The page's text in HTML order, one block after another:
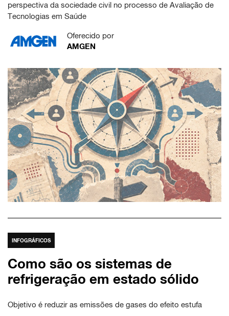
perspectiva da sociedade civil no processo de Avaliação de
Tecnologias em Saúde
Oferecido por
AMGEN
INFOGRÁFICOS
Como são os sistemas de
refrigeração em estado sólido
Objetivo é reduzir as emissões de gases do efeito estufa